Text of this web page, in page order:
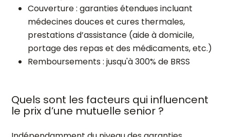
Couverture : garanties étendues incluant
médecines douces et cures thermales,
prestations d’assistance (aide à domicile,
portage des repas et des médicaments, etc.)
Remboursements : jusqu'à 300% de BRSS
Quels sont les facteurs qui influencent
le prix d’une mutuelle senior ?